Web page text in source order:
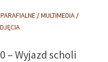
/MULTIMEDIA /
– Wyjazd scholi